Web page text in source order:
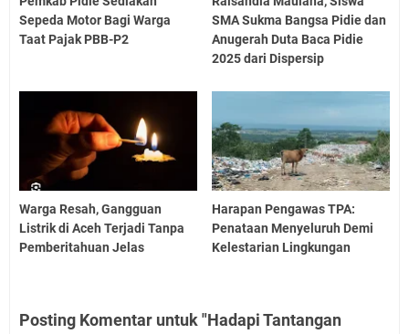
Sepeda Motor Bagi Warga
Taat Pajak PBB-P2
SMA Sukma Bangsa Pidie dan
Anugerah Duta Baca Pidie
2025 dari Dispersip
Warga Resah, Gangguan
Listrik di Aceh Terjadi Tanpa
Pemberitahuan Jelas
Harapan Pengawas TPA:
Penataan Menyeluruh Demi
Kelestarian Lingkungan
Posting Komentar untuk "Hadapi Tantangan